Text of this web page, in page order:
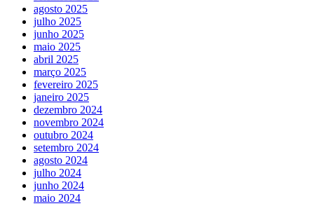
agosto 2025
julho 2025
junho 2025
maio 2025
abril 2025
março 2025
fevereiro 2025
janeiro 2025
dezembro 2024
novembro 2024
outubro 2024
setembro 2024
agosto 2024
julho 2024
junho 2024
maio 2024